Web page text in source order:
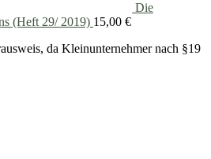
Die
(Heft 29/ 2019) 15,00 €
da Kleinunternehmer nach §19